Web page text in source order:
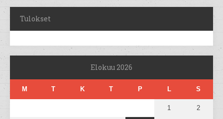
Tulokset
Elokuu 2026
M T K T P L S
1 2